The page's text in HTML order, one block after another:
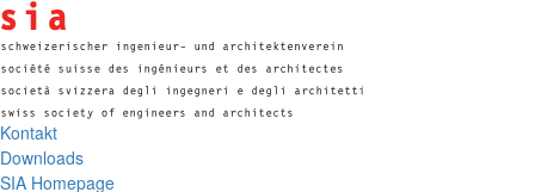
Kontakt
Downloads
SIA Homepage